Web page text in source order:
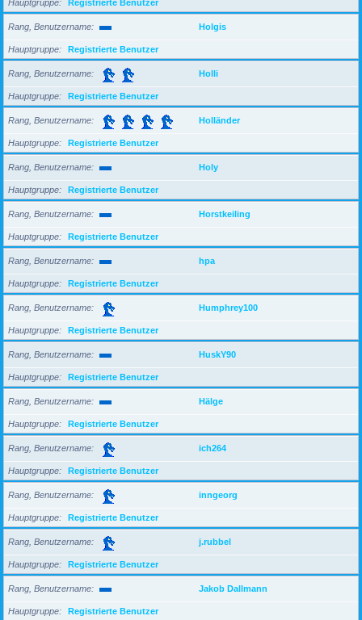
Hauptgruppe Registrierte Benutzer
Rang, Benutzername Holgis
Hauptgruppe Registrierte Benutzer
Rang, Benutzername Holli
Hauptgruppe Registrierte Benutzer
Rang, Benutzername Holländer
Hauptgruppe Registrierte Benutzer
Rang, Benutzername Holy
Hauptgruppe Registrierte Benutzer
Rang, Benutzername Horstkeiling
Hauptgruppe Registrierte Benutzer
Rang, Benutzername hpa
Hauptgruppe Registrierte Benutzer
Rang, Benutzername Humphrey100
Hauptgruppe Registrierte Benutzer
Rang, Benutzername HuskY90
Hauptgruppe Registrierte Benutzer
Rang, Benutzername Hälge
Hauptgruppe Registrierte Benutzer
Rang, Benutzername ich264
Hauptgruppe Registrierte Benutzer
Rang, Benutzername inngeorg
Hauptgruppe Registrierte Benutzer
Rang, Benutzername j.rubbel
Hauptgruppe Registrierte Benutzer
Rang, Benutzername Jakob Dallmann
Hauptgruppe Registrierte Benutzer